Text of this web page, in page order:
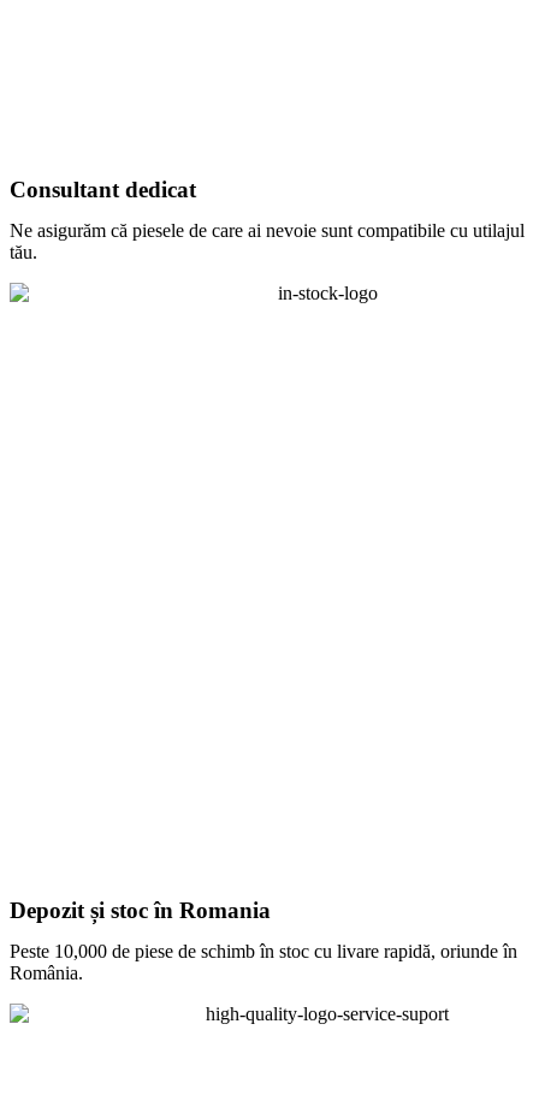
Consultant dedicat
Ne asigurăm că piesele de care ai nevoie sunt compatibile cu utilajul
tău.
Depozit și stoc în Romania
Peste 10,000 de piese de schimb în stoc cu livare rapidă, oriunde în
România.